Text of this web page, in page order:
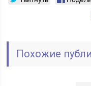
Похожие